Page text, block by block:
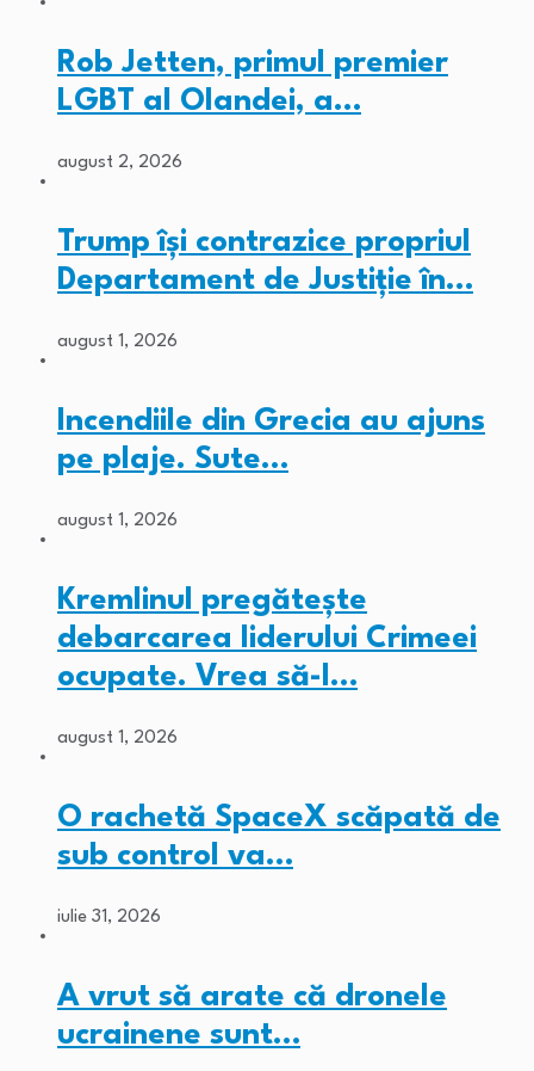
Rob Jetten, primul premier
LGBT al Olandei, a…
august 2, 2026
Trump își contrazice propriul
Departament de Justiție în…
august 1, 2026
Incendiile din Grecia au ajuns
pe plaje. Sute…
august 1, 2026
Kremlinul pregătește
debarcarea liderului Crimeei
ocupate. Vrea să-l…
august 1, 2026
O rachetă SpaceX scăpată de
sub control va…
iulie 31, 2026
A vrut să arate că dronele
ucrainene sunt…